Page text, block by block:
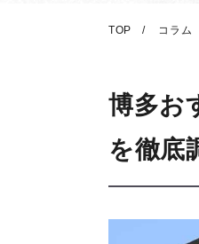
TOP コラム
博多お
を徹底